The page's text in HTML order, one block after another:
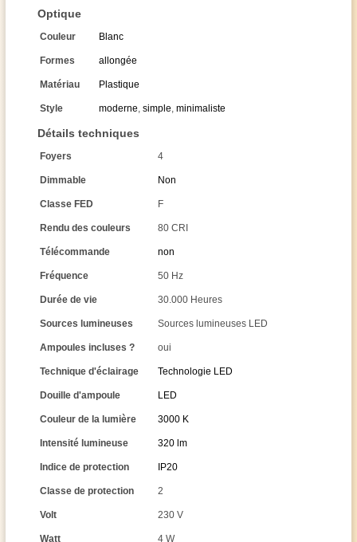
Optique
Couleur Blanc
Formes allongée
Matériau Plastique
Style moderne, simple, minimaliste
Détails techniques
Foyers 4
Dimmable Non
Classe FED F
Rendu des couleurs 80 CRI
Télécommande non
Fréquence 50 Hz
Durée de vie 30.000 Heures
Sources lumineuses Sources lumineuses LED
Ampoules incluses ? oui
Technique d'éclairage Technologie LED
Douille d'ampoule LED
Couleur de la lumière 3000 K
Intensité lumineuse 320 lm
Indice de protection IP20
Classe de protection 2
Volt 230 V
Watt 4 W